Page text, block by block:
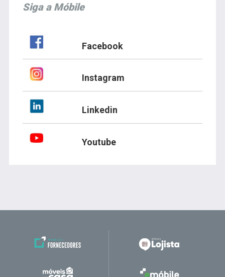
Siga a Móbile
Facebook
Instagram
Linkedin
Youtube